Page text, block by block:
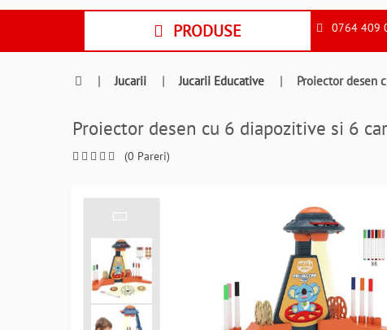
a
PRODUSE 0764 409
| Jucarii | Jucarii Educative | Proiector desen
Proiector desen cu 6 diapozitive si 6
(0 Pareri)